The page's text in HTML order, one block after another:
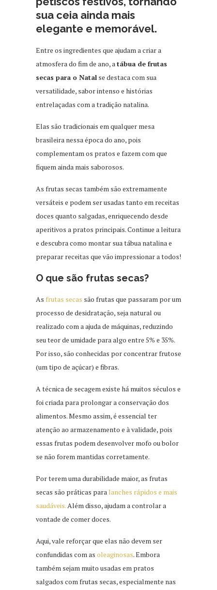
sua ceia ainda mais
elegante e memorável.
Entre os ingredientes que ajudam a criar a
atmosfera do fim de ano, atábua de frutas
secas para o Natal se destaca com sua
versatilidade, sabor intenso e histórias
entrelaçadas com a tradição natalina.
Elas são tradicionais em qualquer mesa
brasileira nessa época do ano, pois
complementam os pratos e fazem com que
fiquem ainda mais saborosos.
As frutas secas também são extremamente
versáteis e podem ser usadas tanto em receitas
doces quanto salgadas, enriquecendo desde
aperitivos a pratos principais. Continue a leitura
e descubra como montar sua tábua natalina e
preparar receitas que vão impressionar a todos!
O que são frutas secas?
As frutas secas são frutas que passaram por um
processo de desidratação, seja natural ou
realizado com a ajuda de máquinas, reduzindo
seu teor de umidade para algo entre 5% e 35%.
Por isso, são conhecidas por concentrar frutose
(um tipo de açúcar) e fibras.
A técnica de secagem existe há muitos séculos e
foi criada para prolongar a conservação dos
alimentos. Mesmo assim, é essencial ter
atenção ao armazenamento e à validade, pois
essas frutas podem desenvolver mofo ou bolor
se não forem mantidas corretamente.
Por terem uma durabilidade maior, as frutas
secas são práticas paralanches rápidos e mais
saudáveis.Além disso, ajudam a controlar a
vontade de comer doces.
Aqui, vale reforçar que elas não devem ser
confundidas com as oleaginosas. Embora
também sejam muito usadas em pratos
salgados com frutas secas, especialmente nas